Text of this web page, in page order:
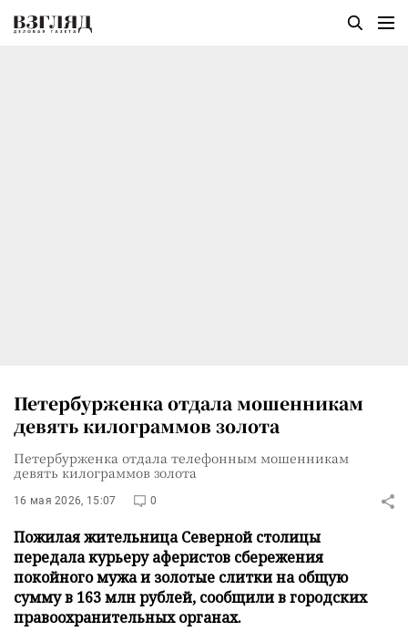
Петербурженка отдала мошенникам
девять килограммов золота
Петербурженка отдала телефонным мошенникам
девять килограммов золота
16 мая 2026, 15:07 0
Пожилая жительница Северной столицы
передала курьеру аферистов сбережения
покойного мужа и золотые слитки на общую
сумму в 163 млн рублей, сообщили в городских
правоохранительных органах.